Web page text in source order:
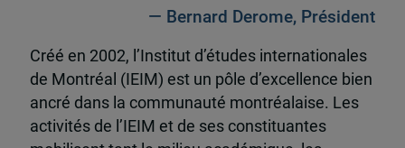
— Bernard Derome, Président
Créé en 2002, l’Institut d’études internationales
de Montréal (IEIM) est un pôle d’excellence bien
ancré dans la communauté montréalaise. Les
activités de l’IEIM et de ses constituantes